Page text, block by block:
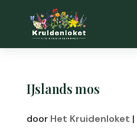
IJslands mos
door Het Kruidenloket |